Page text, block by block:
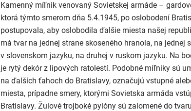
Kamenný míľnik venovaný Sovietskej armáde –
ktorá týmto smerom dňa 5.4.1945, po oslobodení
postupovala, aby oslobodila ďalšie miesta našej
má tvar na jednej strane skoseného hranola, na jednej
v slovenskom jazyku, na druhej v ruskom jazyku. Na
je rytý dekór z lipových ratolestí. Podobné míľniky sú
na ďalších ťahoch do Bratislavy, označujú vstupné
miesta, prípadne smery, ktorými Sovietska armáda
Bratislavy. Žulové trojboké pylóny sú zalomené do